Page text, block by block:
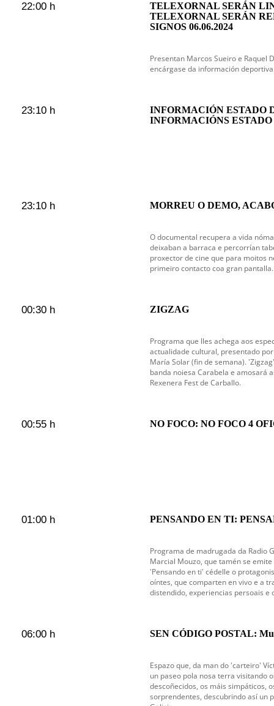
22:00 h
TELEXORNAL SERÁN
TELEXORNAL SERÁN
SIGNOS 06.06.2024
Presentan Marcos Sueiro e Raquel
encárgase da información
23:10 h
INFORMACIÓN ESTADO
INFORMACIÓNS
23:10 h MORREU O DEMO,
O documental recupera a vida
deixaban a barraca e percorrían
proxector de cine que para moitos
primeiro contacto coa gran pantalla.
00:30 h ZIGZAG
Programa que lles achega aos
actualidade cultural, presentado
María Solar (fin de semana).
banda noiesa Carabela e amosará
Rexenera Fest de Carballo.
00:55 h NO FOCO: NO FOCO 4
01:00 h PENSANDO EN TI:
Programa de madrugada da Radio
Marcial Mouzo, que tamén se
'Pensando en ti' cédelle o
oíntes, que comparten en vivo e a
distendido, experiencias persoais
06:00 h SEN CÓDIGO POSTAL:
Espazo que, da man do 'carteiro'
un paseo pola nosa terra visitando
descoñecidos, os máis simpáticos,
sorprendentes, descubrindo así un